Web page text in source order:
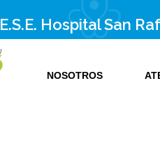
E.S.E. Hospital San
NOSOTROS